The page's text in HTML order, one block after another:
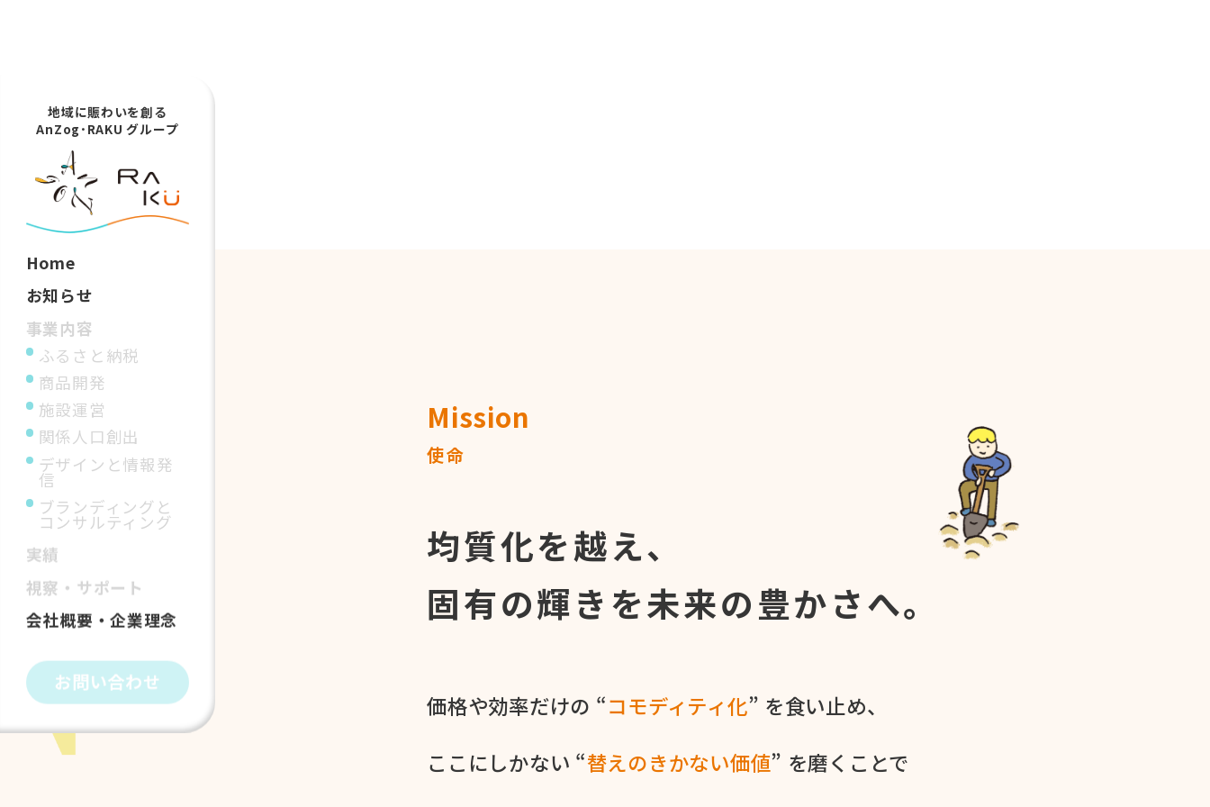
地域に賑わいを創る
AnZog･RAKU グループ
Home
お知らせ
事業内容
ふるさと納税
商品開発
施設運営
関係人口創出
デザインと情報発
信
ブランディングと
コンサルティング
実績
視察・サポート
会社概要・企業理念
お問い合わせ
Mission
使命
均質化を越え、
固有の輝きを未来の豊かさへ。
価格や​効率だけの​ “コモディティ化” を​食い​止め、
ここに​しかない​ “替えの​きかない​価値” を​磨く​ことで